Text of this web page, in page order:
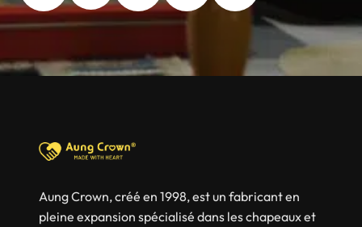
Aung Crown, créé en 1998, est un fabricant en
pleine expansion spécialisé dans les chapeaux et